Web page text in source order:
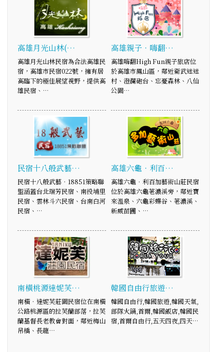
高雄月光山林(…
高雄月光山林民宿為合法高雄民
宿，高雄市民宿022號，擁有居
高臨下的極佳展望視野，提供高
雄民宿、…
高雄親子．嗨翻…
高雄嗨翻High Fun親子旅店位
於高雄市鳳山區，鄰近衛武迷迷
村、澄瀾砲台、忘憂森林、八仙
公園…
民宿十八般武藝…
民宿十八般武藝‧18851策略聯
盟涵蓋台北瑞芳民宿、南投埔里
民宿、雲林斗六民宿、台南白河
民宿、…
高雄六龜．利百…
高雄六龜．利百加藝術山莊民宿
位於高雄六龜荖濃溪旁，鄰近寶
來溫泉、六龜彩蝶谷、荖濃溪、
新威苗圃、…
南橫桃源達妮芙…
南橫‧達妮芙莊園民宿位在南橫
公路桃源區的拉芙蘭部落，拉芙
蘭基督長老教會對面，鄰近梅山
吊橋、長龍…
韓國自由行旅遊…
韓國自由行,韓國旅遊,韓國天氣,
部隊火鍋,首爾,韓國飯店,韓國民
宿,首爾自由行,五天四夜,四天…